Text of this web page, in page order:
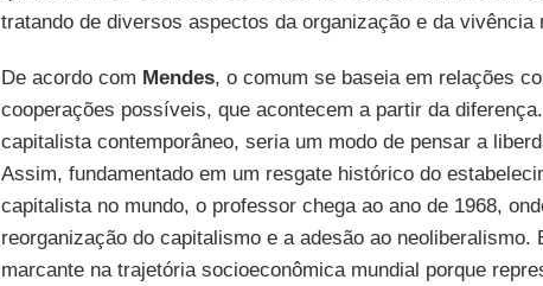
tratando de diversos aspectos da organização e da vivência
De acordo com Mendes, o comum se baseia em relações
cooperações possíveis, que acontecem a partir da
capitalista contemporâneo, seria um modo de pensar a
Assim, fundamentado em um resgate histórico do
capitalista no mundo, o professor chega ao ano de 1968,
reorganização do capitalismo e a adesão ao neoliberalismo.
marcante na trajetória socioeconômica mundial porque